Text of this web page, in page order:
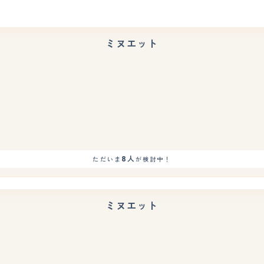
ミヌエット
ただいま 8人が検討中！
ミヌエット